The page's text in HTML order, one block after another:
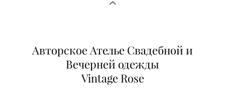
Авторское Ателье Свадебной и
Вечерней одежды
Vintage Rose